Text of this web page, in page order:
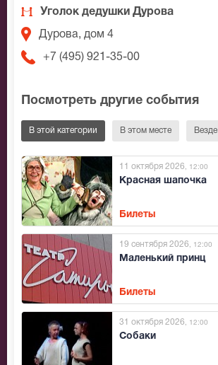
Уголок дедушки Дурова
Дурова, дом 4
+7 (495) 921-35-00
Посмотреть другие события
В этой категории В этом месте Везде
Красная шапочка
11 октября 2026 , 12:00
Билеты
Маленький принц
19 сентября 2026 , 12:00
Билеты
Собаки
31 октября 2026 , 12:00